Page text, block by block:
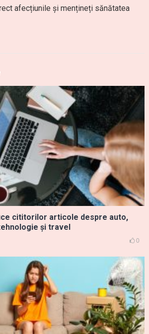
afecțiunile și mențineți sănătatea
cititorilor articole despre auto,
și travel
0